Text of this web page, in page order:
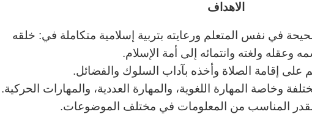
الاهداف
في نفس المتعلم ورعايته بتربية إسلامية متكاملة في: خلقه
وعقله ولغته وانتمائه إلى أمة الإسلام.
على إقامة الصلاة وأخذه بآداب السلوك والفضائل.
وخاصة المهارة اللغوية، والمهارة العددية، والمهارات الحركية.
المناسب من المعلومات في مختلف الموضوعات.